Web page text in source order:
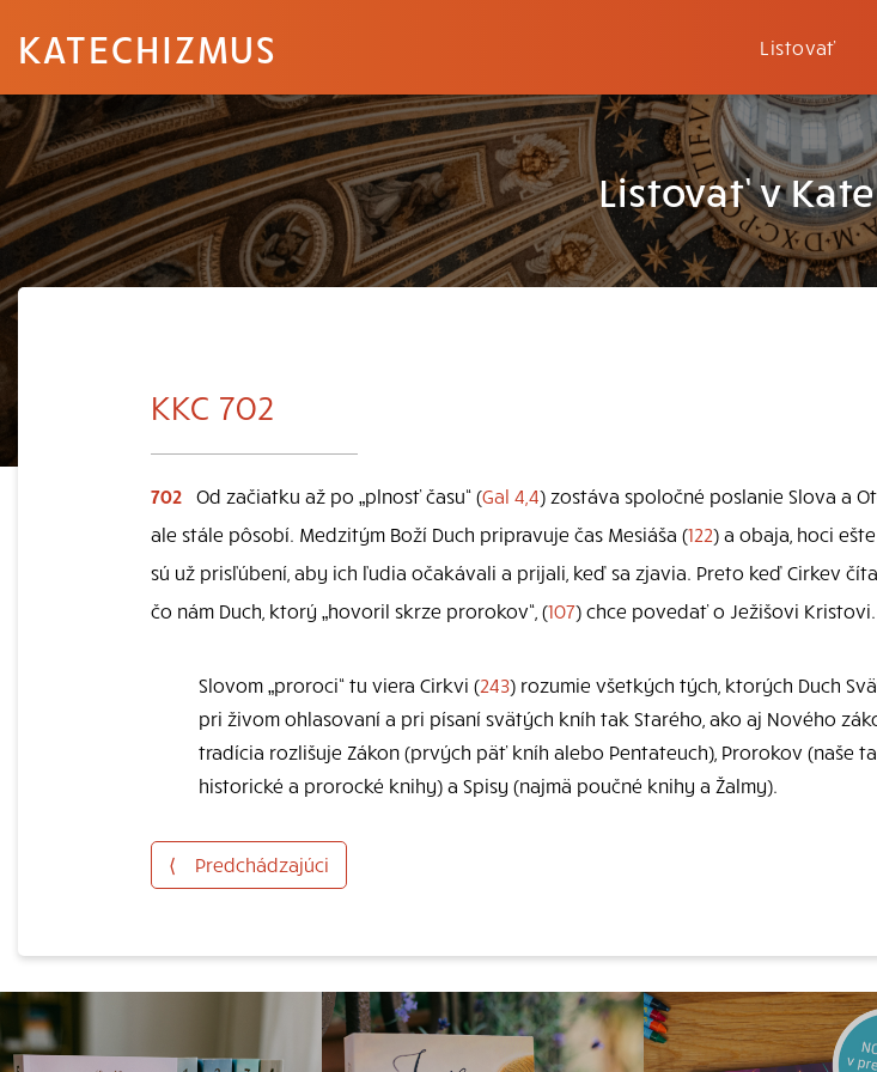
KATECHIZMUS Listovať
Listovať v
KKC 702
702 Od začiatku až po „plnosť času“ (Gal 4,4) zostáva spoločné poslanie Slova a
ale stále pôsobí. Medzitým Boží Duch pripravuje čas Mesiáša (122) a obaja, hoci
sú už prisľúbení, aby ich ľudia očakávali a prijali, keď sa zjavia. Preto keď Cirkev číta
čo nám Duch, ktorý „hovoril skrze prorokov“, (107) chce povedať o Ježišovi Kristovi.
Slovom „proroci“ tu viera Cirkvi (243) rozumie všetkých tých, ktorých Duch
pri živom ohlasovaní a pri písaní svätých kníh tak Starého, ako aj Nového
tradícia rozlišuje Zákon (prvých päť kníh alebo Pentateuch), Prorokov (naše
historické a prorocké knihy) a Spisy (najmä poučné knihy a Žalmy).
⟨ Predchádzajúci